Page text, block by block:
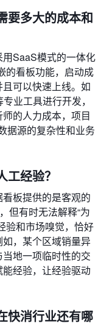
要多大的成本和
SaaS模式的一体化
的看板功能，启动成
可以快速上线。如
业工具进行开发，
的人力成本，项目
据源的复杂性和业务
经验？
板提供的是客观的
但有时无法解释“为
验和市场嗅觉，恰好
，某个区域销量异
地一项临时性的交
经验，让经验驱动
快消行业还有哪